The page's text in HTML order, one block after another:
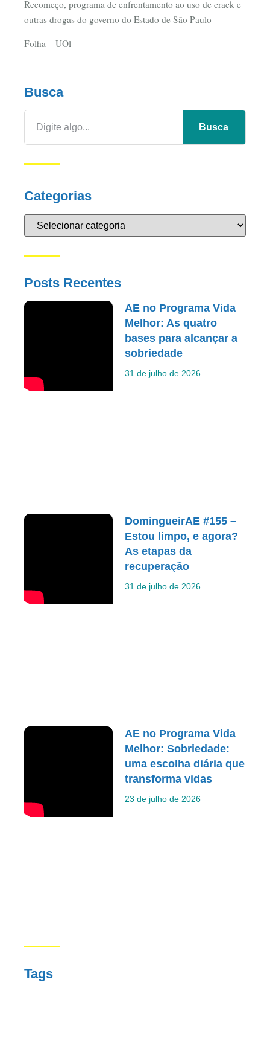
Recomeço, programa de enfrentamento ao uso de crack e
outras drogas do governo do Estado de São Paulo
Folha – UOl
Busca
Busca
Categorias
Posts Recentes
AE no Programa Vida
Melhor: As quatro
bases para alcançar a
sobriedade
31 de julho de 2026
DomingueirAE #155 –
Estou limpo, e agora?
As etapas da
recuperação
31 de julho de 2026
AE no Programa Vida
Melhor: Sobriedade:
uma escolha diária que
transforma vidas
23 de julho de 2026
Tags